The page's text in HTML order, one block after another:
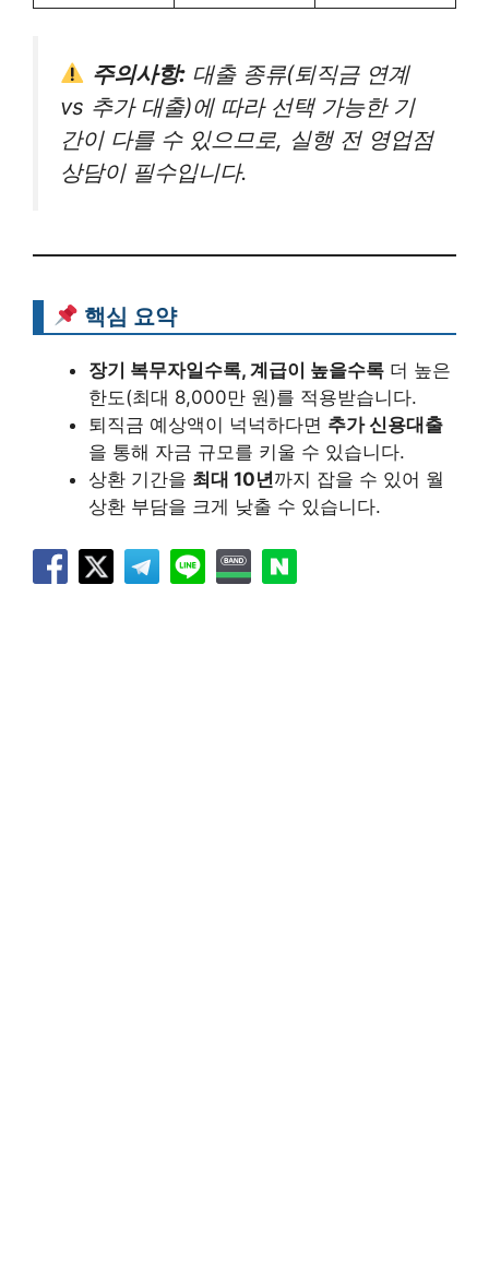
주의사항: 대출 종류(퇴직금 연계
vs 추가 대출)에 따라 선택 가능한 기
간이 다를 수 있으므로, 실행 전 영업점
상담이 필수입니다.
핵심 요약
장기 복무자일수록, 계급이 높을수록 더 높은
한도(최대 8,000만 원)를 적용받습니다.
퇴직금 예상액이 넉넉하다면 추가 신용대출
을 통해 자금 규모를 키울 수 있습니다.
상환 기간을 최대 10년까지 잡을 수 있어 월
상환 부담을 크게 낮출 수 있습니다.